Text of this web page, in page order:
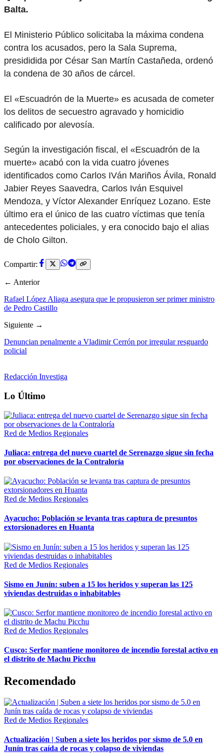
Balta.
El Ministerio Público solicitaba la máxima condena
contra los acusados, pero la Sala Suprema,
presididida por César San Martín Castañeda, ordenó
la condena de 30 años de cárcel.
El «Escuadrón de la Muerte» es acusada de cometer
los delitos de secuestro agravado y homicidio
calificado por alevosía.
Según la investigación fiscal, el «Escuadrón de la
muerte» acabó con la vida cuatro jóvenes
identificados como Carlos IVán Mariños Ávila, Ronald
Jabier Reyes Saavedra, Carlos Iván Esquivel
Mendoza, y Víctor Alexander Enríquez Lozano. Este
último era el único de las cuatro víctimas que tenía
antecedentes policiales, y era conocido bajo el alias
de Cholo Gilton.
Compartir:
← Anterior
Rafael López Aliaga asegura que le propusieron ser primer ministro
de Pedro Castillo
Siguiente →
Denuncian penalmente a Vladimir Cerrón por irregular resguardo
policial
Redacción Investiga
Lo Último
Red de Medios Regionales
Juliaca: entrega del nuevo cuartel de Serenazgo sigue sin fecha
por observaciones de la Contraloría
Red de Medios Regionales
Ayacucho: Población se levanta tras captura de presuntos
extorsionadores en Huanta
Red de Medios Regionales
Sismo en Junín: suben a 15 los heridos y superan las 125
viviendas destruidas o inhabitables
Red de Medios Regionales
Cusco: Serfor mantiene monitoreo de incendio forestal activo en
el distrito de Machu Picchu
Recomendado
Red de Medios Regionales
Actualización | Suben a siete los heridos por sismo de 5.0 en
Junín tras caída de rocas y colapso de viviendas